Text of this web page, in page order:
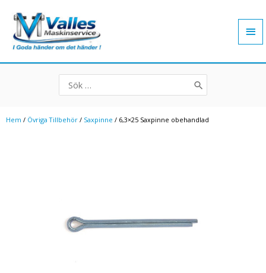
innehåll
Search
for:
Hem / Övriga Tillbehör / Saxpinne / 6,3×25 Saxpinne obehandlad